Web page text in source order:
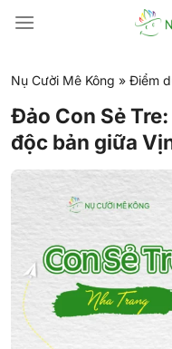
đến
dung
Nụ Cười Mê Kông » Điểm
Đảo Con Sẻ
độc bản giữa